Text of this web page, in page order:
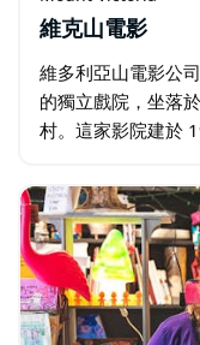
維克山電影
維多利亞山電影公
的獨立戲院，坐落
村。這家影院建於
經典影片…